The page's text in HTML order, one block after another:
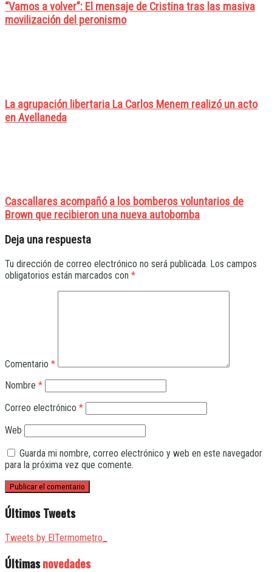
“Vamos a volver”: El mensaje de Cristina tras las masiva
movilización del peronismo
La agrupación libertaria La Carlos Menem realizó un acto
en Avellaneda
Cascallares acompañó a los bomberos voluntarios de
Brown que recibieron una nueva autobomba
Deja una respuesta
Tu dirección de correo electrónico no será publicada. Los campos
obligatorios están marcados con *
Comentario *
Nombre *
Correo electrónico *
Web
Guarda mi nombre, correo electrónico y web en este navegador
para la próxima vez que comente.
Últimos Tweets
Tweets by ElTermometro_
Últimasnovedades